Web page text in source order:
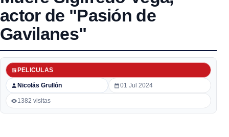
actor de "Pasión de
Gavilanes"
Nicolás Grullón
PELICULAS
01 Jul 2024
1382 visitas